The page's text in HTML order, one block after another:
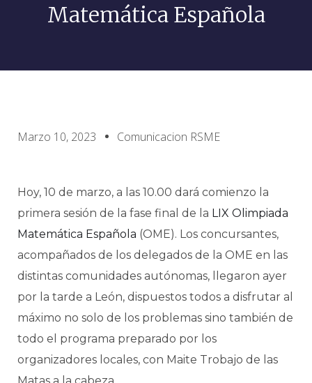
Matemática Española
Marzo 10, 2023 Comunicacion RSME
Hoy, 10 de marzo, a las 10.00 dará comienzo la
primera sesión de la fase final de la LIX Olimpiada
Matemática Española (OME). Los concursantes,
acompañados de los delegados de la OME en las
distintas comunidades autónomas, llegaron ayer
por la tarde a León, dispuestos todos a disfrutar al
máximo no solo de los problemas sino también de
todo el programa preparado por los
organizadores locales, con Maite Trobajo de las